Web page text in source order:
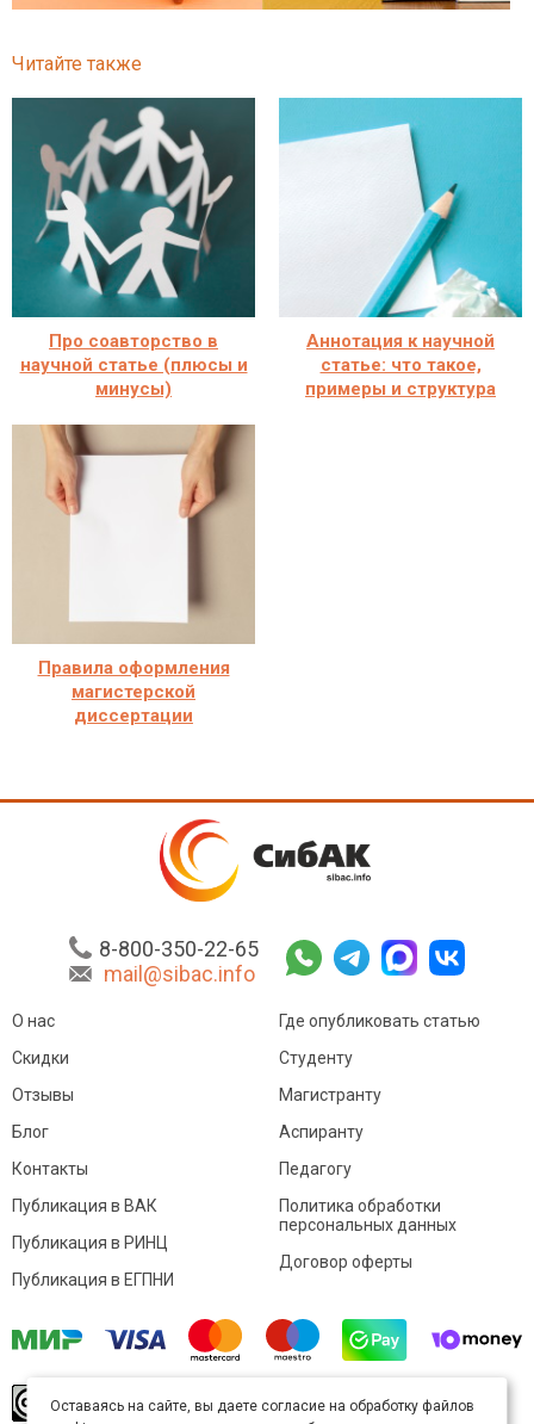
Читайте также
Про соавторство в
научной статье (плюсы и
минусы)
Аннотация к научной
статье: что такое,
примеры и структура
Правила оформления
магистерской
диссертации
8-800-350-22-65
mail@sibac.info
О нас
Скидки
Отзывы
Блог
Контакты
Где опубликовать статью
Студенту
Магистранту
Аспиранту
Педагогу
Публикация в ВАК
Публикация в РИНЦ
Публикация в ЕГПНИ
Политика обработки
персональных данных
Договор оферты
произведение доступно полицензии Creative
Оставаясь на сайте, вы даете согласие на обработку файлов